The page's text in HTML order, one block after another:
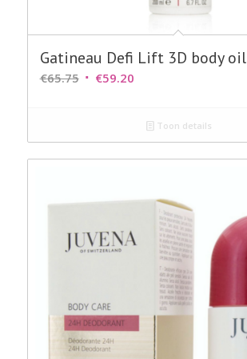
Gatineau Defi Lift 3D body oil
€65.75 Oorspronkelijke
€59.20Huidige
€59.20.
Toon details